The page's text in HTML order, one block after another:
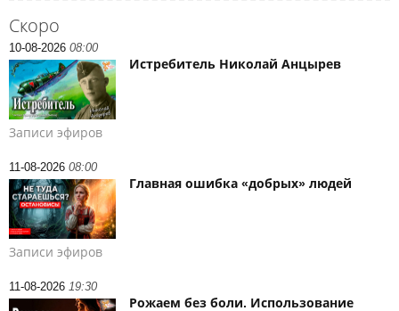
Скоро
10-08-2026 08:00
Истребитель Николай Анцырев
Записи эфиров
11-08-2026 08:00
Главная ошибка «добрых» людей
Записи эфиров
11-08-2026 19:30
Рожаем без боли. Использование